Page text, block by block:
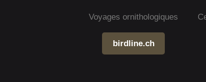
Voyages ornithologiques
birdline.ch